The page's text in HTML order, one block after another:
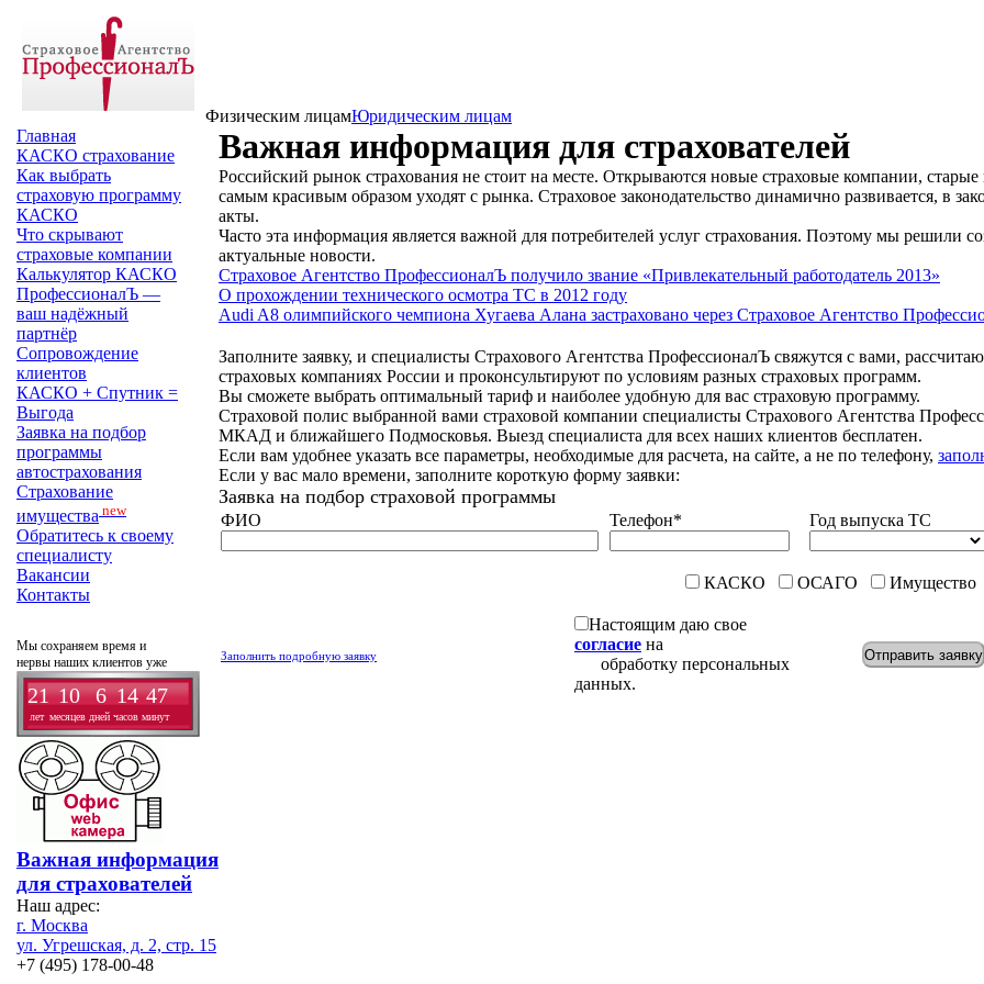
Физическим лицамЮридическим лицам
Главная
КАСКО страхование
Как выбрать
страховую программу
КАСКО
Что скрывают
страховые компании
Калькулятор КАСКО
ПрофессионалЪ —
ваш надёжный
партнёр
Сопровождение
клиентов
КАСКО + Спутник =
Выгода
Заявка на подбор
программы
автострахования
Страхование
имущества new
Обратитесь к своему
специалисту
Вакансии
Контакты
Мы сохраняем время и
нервы наших клиентов уже
21
лет
10
месяцев
6
дней
14
часов
47
минут
Важная информация
для страхователей
Наш адрес:
г. Москва
ул. Угрешская, д. 2, стр. 15
+7 (495) 178-00-48
Важная информация для страхователей
Российский рынок страхования не стоит на месте. Открываются новые страховые компании,
самым красивым образом уходят с рынка. Страховое законодательство динамично развивается, в
акты.
Часто эта информация является важной для потребителей услуг страхования. Поэтому мы решили
актуальные новости.
Страховое Агентство ПрофессионалЪ получило звание «Привлекательный работодатель 2013»
О прохождении технического осмотра ТС в 2012 году
Audi A8 олимпийского чемпиона Хугаева Алана застраховано через Страховое Агентство
Заполните заявку, и специалисты Страхового Агентства ПрофессионалЪ свяжутся с вами,
страховых компаниях России и проконсультируют по условиям разных страховых программ.
Вы сможете выбрать оптимальный тариф и наиболее удобную для вас страховую программу.
Страховой полис выбранной вами страховой компании специалисты Страхового Агентства
МКАД и ближайшего Подмосковья. Выезд специалиста для всех наших клиентов бесплатен.
Если вам удобнее указать все параметры, необходимые для расчета, на сайте, а не по телефону,
Если у вас мало времени, заполните короткую форму заявки:
Заявка на подбор страховой программы
ФИО Телефон* Год выпуска ТС
КАСКО ОСАГО Имущество
Заполнить подробную заявку
Настоящим даю свое
согласие на
обработку персональных
данных.
Отправить заявку